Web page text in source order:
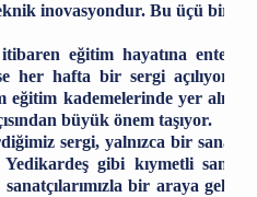
inovasyondur. Bu üçü bir
eğitim hayatına
her hafta bir sergi
kademelerinde yer
büyük önem taşıyor.
sergi, yalnızca bir
Yedikardeş gibi kıymetli
bir araya